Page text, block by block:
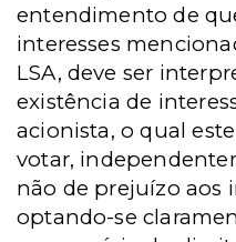
entendimento de
interesses
LSA, deve ser
existência de
acionista, o qual
votar,
não de prejuízo aos
optando-se